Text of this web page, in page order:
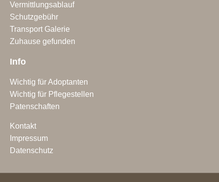
Vermittlungsablauf
Schutzgebühr
Transport Galerie
Zuhause gefunden
Info
Wichtig für Adoptanten
Wichtig für Pflegestellen
Patenschaften
Kontakt
Impressum
Datenschutz